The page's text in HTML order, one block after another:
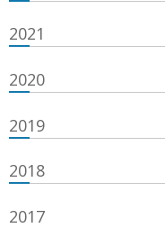
2021
2020
2019
2018
2017